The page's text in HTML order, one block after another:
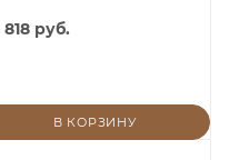
818 руб.
В КОРЗИНУ